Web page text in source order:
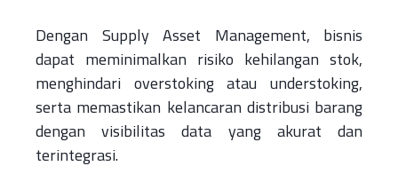
Dengan Supply Asset Management, bisnis
dapat meminimalkan risiko kehilangan stok,
menghindari overstoking atau understoking,
serta memastikan kelancaran distribusi barang
dengan visibilitas data yang akurat dan
terintegrasi.